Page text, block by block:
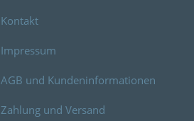
Kontakt
Impressum
AGB und Kundeninformationen
Zahlung und Versand